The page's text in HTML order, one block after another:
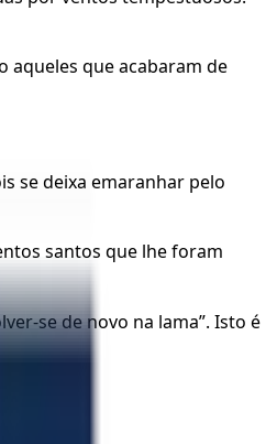
aqueles que acabaram de
se deixa emaranhar pelo
santos que lhe foram
se de novo na lama”. Isto é